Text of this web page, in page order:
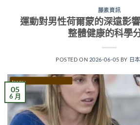
藤素資訊
運動對男性荷爾蒙的深遠影
整體健康的科學
POSTED ON 2026-06-05 BY 日
05
6 月